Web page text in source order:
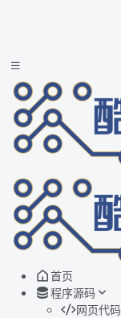
首页
程序源码
网页代码